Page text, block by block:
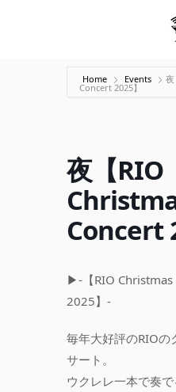
Home Events
Concert 2025】
夜【RIO
Concert
▶︎-【RIO Christmas
2025】-
毎年大好評のRIOの
サート。
ウクレレ一本で奏